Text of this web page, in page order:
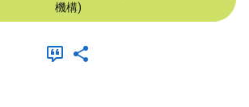
機構)